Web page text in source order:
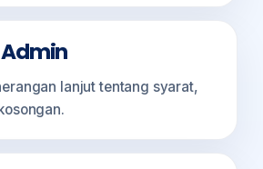
lanjut tentang syarat,